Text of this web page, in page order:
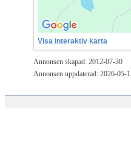
Visa interaktiv karta
Annonsen skapad: 2012-07-30
Annonsen uppdaterad: 2026-05-